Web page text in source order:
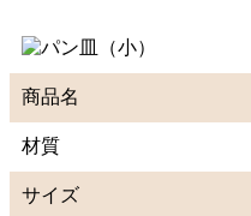
商品名
材質
サイズ